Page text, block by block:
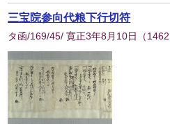
三宝院参向代粮下行切符
タ函/169/45/ 寛正3年8月10日 （1462